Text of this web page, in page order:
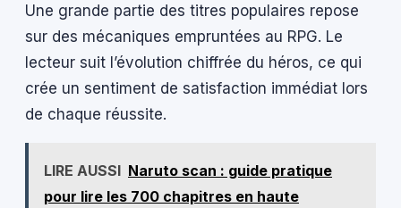
Une grande partie des titres populaires repose
sur des mécaniques empruntées au RPG. Le
lecteur suit l’évolution chiffrée du héros, ce qui
crée un sentiment de satisfaction immédiat lors
de chaque réussite.
LIRE AUSSI Naruto scan : guide pratique
pour lire les 700 chapitres en haute